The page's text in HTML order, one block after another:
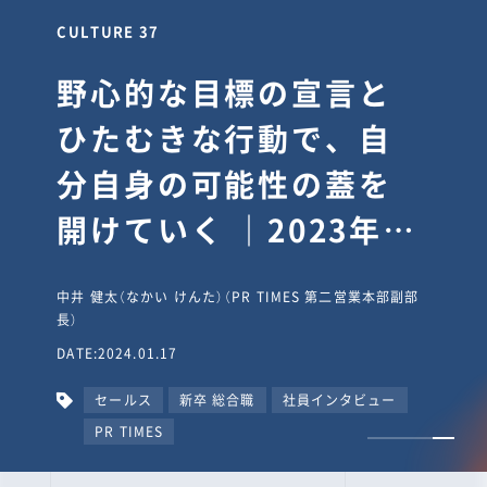
CULTURE 30
逆境では自分のスタン
スを変え“予想を裏切
り、期待を超える”【真
輔塾・前編】
山田真輔（やまだ しんすけ）（執行役員 兼 Jooto事業部
長）
DATE:2023.09.08
カルチャー CxO キャリア入社 Jooto